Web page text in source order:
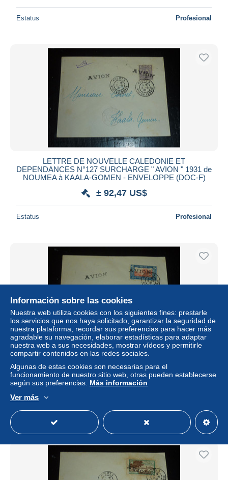
Estatus Profesional
LETTRE DE NOUVELLE CALEDONIE ET
DEPENDANCES N°127 SURCHARGE " AVION " 1931 de
NOUMEA à KAALA-GOMEN - ENVELOPPE (DOC-F)
± 92,47 US$
Estatus Profesional
DEPENDANCES N°149 SURCHARGE " AVION " 1931 de
NOUMEA à KONE - ENVELOPPE (DOC-F)
Profesional
Información sobre las cookies
Nuestra web utiliza cookies con los siguientes fines: prestarle
los servicios que nos haya solicitado, garantizar la seguridad de
nuestra plataforma, recordar sus preferencias para hacer más
agradable su navegación, elaborar estadísticas para adaptar
nuestra web a sus necesidades, mostrar vídeos y permitirle
compartir contenidos en las redes sociales.
Algunas de estas cookies son necesarias para el
funcionamiento de nuestro sitio web, otras pueden establecerse
según sus preferencias. Más información
Ver más